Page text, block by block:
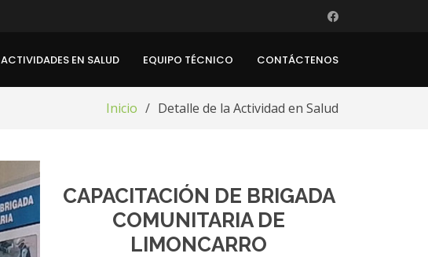
ACTIVIDADES EN SALUD EQUIPO TÉCNICO CONTÁCTENOS
Inicio Detalle de la Actividad en Salud
CAPACITACIÓN DE BRIGADA
COMUNITARIA DE
LIMONCARRO